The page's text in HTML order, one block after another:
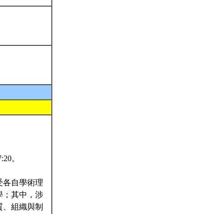
。
自學術理
；其中，涉
組織與制